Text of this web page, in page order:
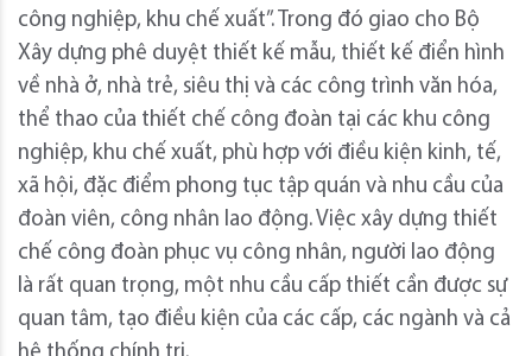
công nghiệp, khu chế xuất”. Trong đó giao cho Bộ
Xây dựng phê duyệt thiết kế mẫu, thiết kế điển hình
về nhà ở, nhà trẻ, siêu thị và các công trình văn hóa,
thể thao của thiết chế công đoàn tại các khu công
nghiệp, khu chế xuất, phù hợp với điều kiện kinh, tế,
xã hội, đặc điểm phong tục tập quán và nhu cầu của
đoàn viên, công nhân lao động. Việc xây dựng thiết
chế công đoàn phục vụ công nhân, người lao động
là rất quan trọng, một nhu cầu cấp thiết cần được sự
quan tâm, tạo điều kiện của các cấp, các ngành và cả